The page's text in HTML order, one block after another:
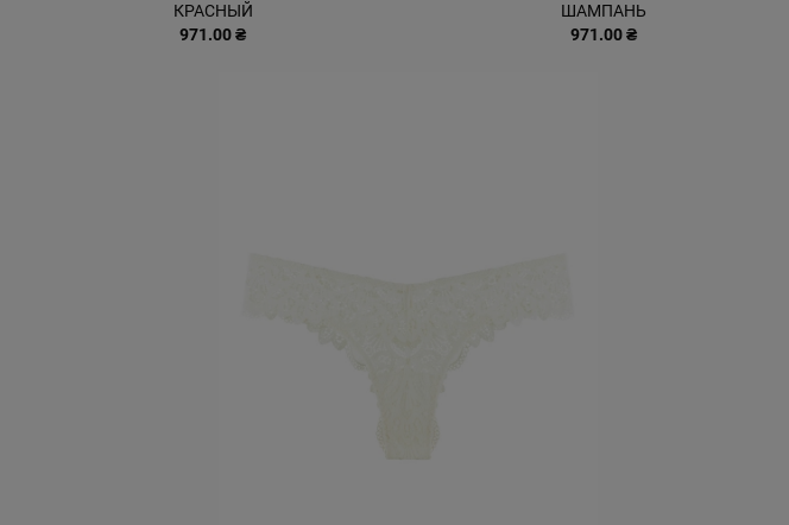
КРАСНЫЙ
971.00 ₴
ШАМПАНЬ
971.00 ₴